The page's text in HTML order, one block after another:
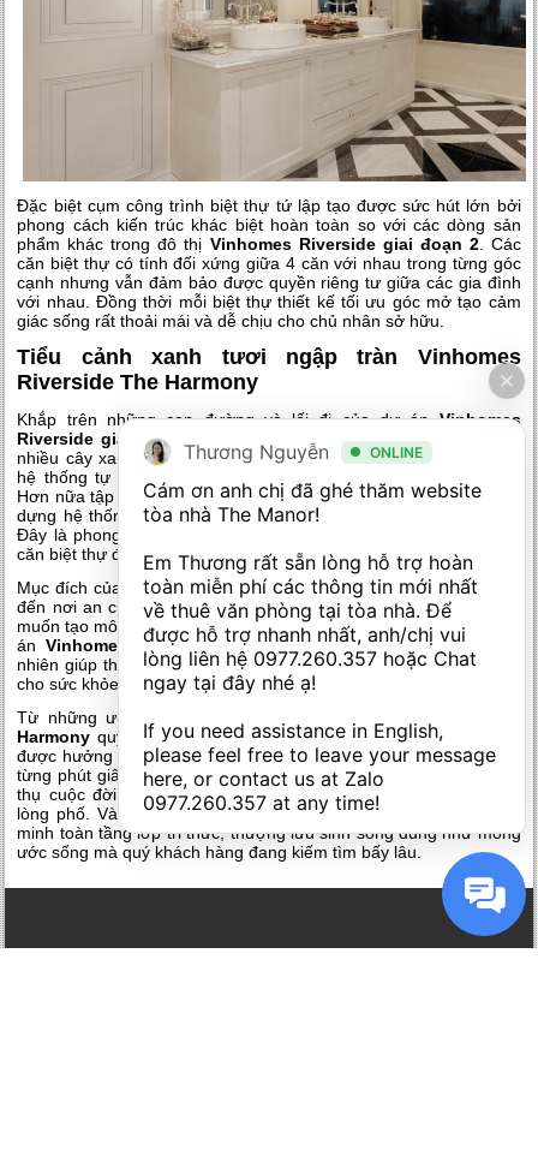
Đặc biệt cụm công trình biệt thự tứ lập tạo được sức hút lớn bởi
phong cách kiến trúc khác biệt hoàn toàn so với các dòng sản
phẩm khác trong đô thị Vinhomes Riverside giai đoạn 2. Các
căn biệt thự có tính đối xứng giữa 4 căn với nhau trong từng góc
cạnh nhưng vẫn đảm bảo được quyền riêng tư giữa các gia đình
với nhau. Đồng thời mỗi biệt thự thiết kế tối ưu góc mở tạo cảm
giác sống rất thoải mái và dễ chịu cho chủ nhân sở hữu.
Tiểu cảnh xanh tươi ngập tràn Vinhomes
Riverside The Harmony
Khắp trên những con đường và lối đi của dự ánVinhomes
Riverside giai đoạn 2
kiến tạo ngập tràn sắc xanh gồm có rất
nhiều cây xanh và khu biệt thự tứ lập cũng được bao quanh bởi
hệ thống tự nhiên ngay dưới chân & trong những khoảng sân.
Hơn nữa tập đoàn Vingroup còn đầu tư một nguồn vốn lớn để tạo
dựng hệ thống kênh đào dài ngay bên cạnh các tiểu khu nhà ở.
Đây là phong cách kiến trúc nhà vườn ấn tượng tựa như những
căn biệt thự đẹp kiêu sa bên dòng sông thơ mộng của nước Ý.
Mục đích của cách tạo dựng khu đô thị xanh không những mang
đến nơi an cư đẹp căng tràn sức sống của tự nhiên mà chủ yếu
muốn tạo môi trường sống trong lành cho toàn cư dân sống tại dự
ánVinhomes Riverside The Harmony. Bởi nhờ hệ thống tự
nhiên giúp thanh lọc bầu không khí mang lại sự trong lành rất tốt
cho sức khỏe của cư dân đô thị và các vùng lân cận xung quanh.
Từ những ưu điểm vượt trội có tại
Harmony quý khách hàng sở hữu những căn biệt thự tứ lập sẽ
được hưởng trọn cuộc sống hiện đại, sang trọng và an lành trong
từng phút giây. Chọn lựa và an cư tại đây giống như được hưởng
thụ cuộc đời tươi đẹp trong môt khu nghỉ dưỡng thu nhỏ trong
lòng phố. Và hoàn hảo hơn khi được sống trong khu đô thị văn
minh toàn tầng lớp tri thức, thượng lưu sinh sống đúng như mong
ước sống mà quý khách hàng đang kiếm tìm bấy lâu.
Thương Nguyễn ONLINE
Cám ơn anh chị đã ghé thăm website
tòa nhà The Manor!
Em Thương rất sẵn lòng hỗ trợ hoàn
toàn miễn phí các thông tin mới nhất
về thuê văn phòng tại tòa nhà. Để
được hỗ trợ nhanh nhất, anh/chị vui
lòng liên hệ 0977.260.357 hoặc Chat
ngay tại đây nhé ạ!
If you need assistance in English,
please feel free to leave your message
0977.260.357 at any time!